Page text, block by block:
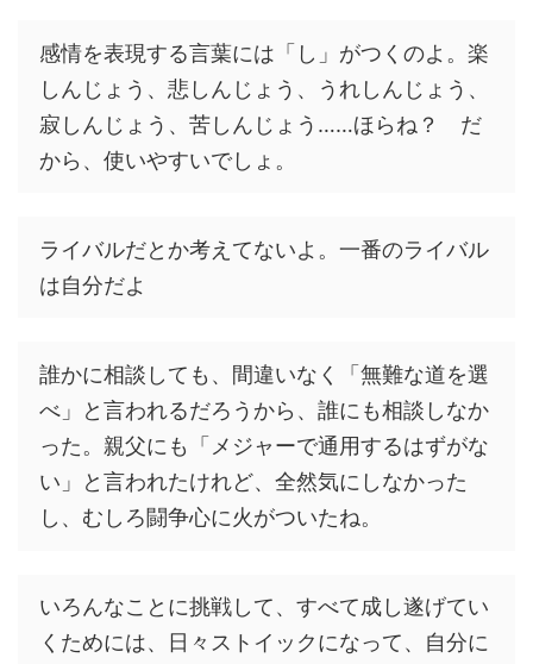
感情を表現する言葉には「し」がつくのよ。楽
しんじょう、悲しんじょう、うれしんじょう、
寂しんじょう、苦しんじょう……ほらね？ だ
から、使いやすいでしょ。
ライバルだとか考えてないよ。一番のライバル
は自分だよ
誰かに相談しても、間違いなく「無難な道を選
べ」と言われるだろうから、誰にも相談しなか
った。親父にも「メジャーで通用するはずがな
い」と言われたけれど、全然気にしなかった
し、むしろ闘争心に火がついたね。
いろんなことに挑戦して、すべて成し遂げてい
くためには、日々ストイックになって、自分に